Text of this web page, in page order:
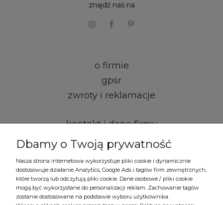
o firmie
gpsr
zwroty i reklamacje
kontakt i dane firmy
regulamin
formy płatności
czas i koszty dostawy
polityka prywatności
znajdź nas na
Dbamy o Twoją prywatność
Nasza strona internetowa wykorzystuje pliki cookie i dynamicznie
dostosowuje działanie Analytics, Google Ads i tagów firm zewnętrznych,
które tworzą lub odczytują pliki cookie. Dane osobowe / pliki cookie
mogą być wykorzystane do personalizacji reklam. Zachowanie tagów
zostanie dostosowane na podstawie wyboru użytkownika.